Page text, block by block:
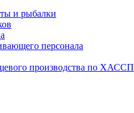
и рыбалки
персонала
производства по ХАССП